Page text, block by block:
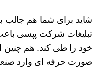
شاید برای شما هم جالب
تبليغات شركت پپسی
خود را طی كند. هم چنین
صورت حرفه ای وارد